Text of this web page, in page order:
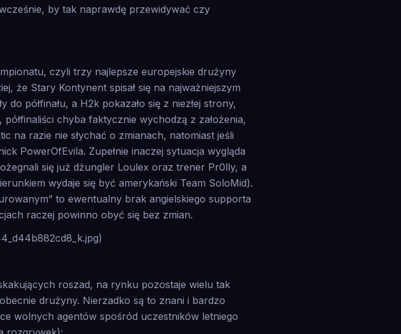
by tak naprawdę przewidywać czy
czyli trzy najlepsze europejskie drużyny
że Stary Kontynent spisał się na najważniejszym
półfinału, a H2k pokazało się z niezłej strony,
chyba faktycznie wychodzą z założenia,
na razie nie słychać o zmianach, natomiast jeśli
PowerOfEvila. Zupełnie inaczej sytuacja wygląda
się już dżungler Loulex oraz trener Pr0lly, a
wydaje się być amerykański Team SoloMid).
to ewentualny brak angielskiego supporta
raczej powinno obyć się bez zmian.
roszad, na rynku pozostaje wielu tak
drużyny. Nierzadko są to znani i bardzo
wolnych agentów spośród uczestników letniego